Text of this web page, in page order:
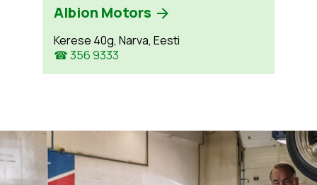
Albion Motors
Kerese 40g, Narva, Eesti
☎ 356 9333